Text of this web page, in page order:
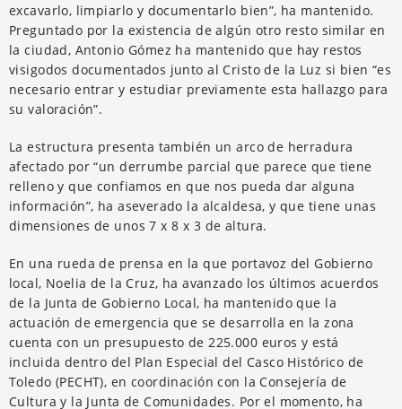
excavarlo, limpiarlo y documentarlo bien”, ha mantenido.
Preguntado por la existencia de algún otro resto similar en
la ciudad, Antonio Gómez ha mantenido que hay restos
visigodos documentados junto al Cristo de la Luz si bien “es
necesario entrar y estudiar previamente esta hallazgo para
su valoración”.
La estructura presenta también un arco de herradura
afectado por “un derrumbe parcial que parece que tiene
relleno y que confiamos en que nos pueda dar alguna
información”, ha aseverado la alcaldesa, y que tiene unas
dimensiones de unos 7 x 8 x 3 de altura.
En una rueda de prensa en la que portavoz del Gobierno
local, Noelia de la Cruz, ha avanzado los últimos acuerdos
de la Junta de Gobierno Local, ha mantenido que la
actuación de emergencia que se desarrolla en la zona
cuenta con un presupuesto de 225.000 euros y está
incluida dentro del Plan Especial del Casco Histórico de
Toledo (PECHT), en coordinación con la Consejería de
Cultura y la Junta de Comunidades. Por el momento, ha